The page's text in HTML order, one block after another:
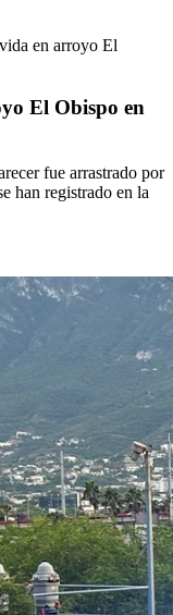
en arroyo El
El Obispo en
fue arrastrado por
han registrado en la